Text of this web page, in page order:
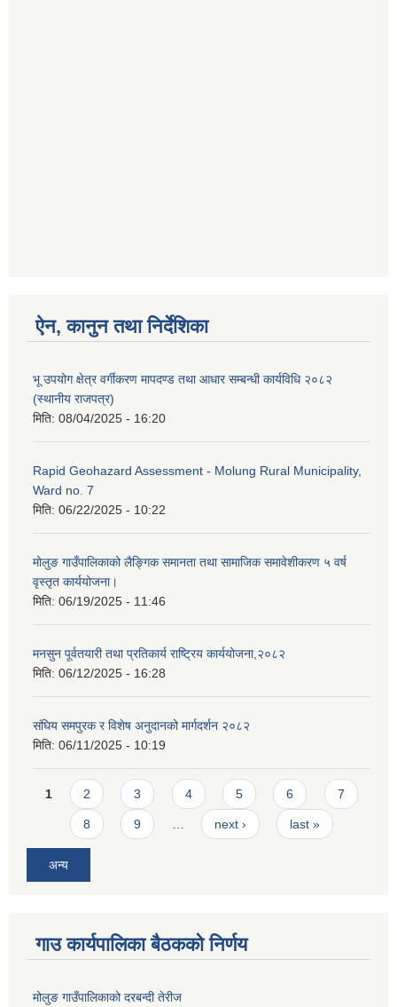
ऐन, कानुन तथा निर्देशिका
भू उपयोग क्षेत्र वर्गीकरण मापदण्ड तथा आधार सम्बन्धी कार्यविधि २०८२
(स्थानीय राजपत्र)
मिति: 08/04/2025 - 16:20
Rapid Geohazard Assessment - Molung Rural Municipality,
Ward no. 7
मिति: 06/22/2025 - 10:22
मोलुङ गाउँपालिकाको लैङ्गिक समानता तथा सामाजिक समावेशीकरण ५ वर्ष
वृस्तृत कार्ययोजना।
मिति: 06/19/2025 - 11:46
मनसुन पूर्वतयारी तथा प्रतिकार्य राष्ट्रिय कार्ययोजना,२०८२
मिति: 06/12/2025 - 16:28
संघिय समपुरक र विशेष अनुदानको मार्गदर्शन २०८२
मिति: 06/11/2025 - 10:19
Pages
1 2 3 4 5 6 7
8 9 next › last »
अन्य
गाउ कार्यपालिका बैठकको निर्णय
मोलुङ गाउँपालिकाको दरबन्दी तेरीज